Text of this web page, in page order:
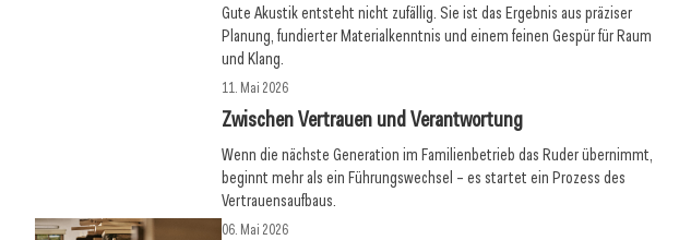
Gute Akustik entsteht nicht zufällig. Sie ist das Ergebnis aus präziser
Planung, fundierter Materialkenntnis und einem feinen Gespür für Raum
und Klang.
11. Mai 2026
Zwischen Vertrauen und Verantwortung
Wenn die nächste Generation im Familienbetrieb das Ruder übernimmt,
beginnt mehr als ein Führungswechsel – es startet ein Prozess des
Vertrauensaufbaus.
06. Mai 2026